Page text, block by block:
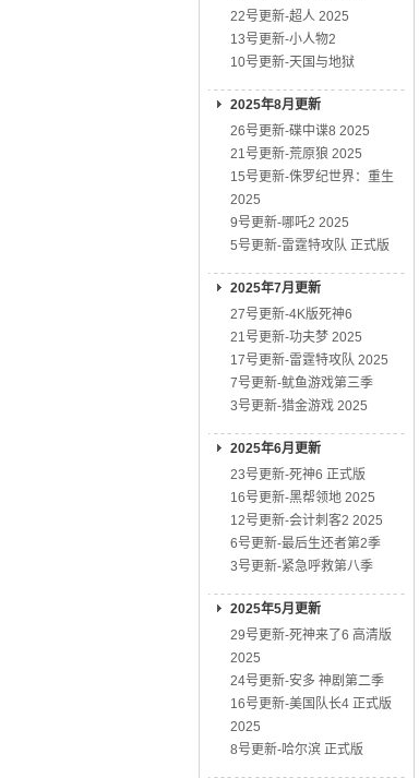
22号更新-超人 2025
13号更新-小人物2
10号更新-天国与地狱
2025年8月更新
26号更新-碟中谍8 2025
21号更新-荒原狼 2025
15号更新-侏罗纪世界：重生
2025
9号更新-哪吒2 2025
5号更新-雷霆特攻队 正式版
2025年7月更新
27号更新-4K版死神6
21号更新-功夫梦 2025
17号更新-雷霆特攻队 2025
7号更新-鱿鱼游戏第三季
3号更新-猎金游戏 2025
2025年6月更新
23号更新-死神6 正式版
16号更新-黑帮领地 2025
12号更新-会计刺客2 2025
6号更新-最后生还者第2季
3号更新-紧急呼救第八季
2025年5月更新
29号更新-死神来了6 高清版
2025
24号更新-安多 神剧第二季
16号更新-美国队长4 正式版
2025
8号更新-哈尔滨 正式版